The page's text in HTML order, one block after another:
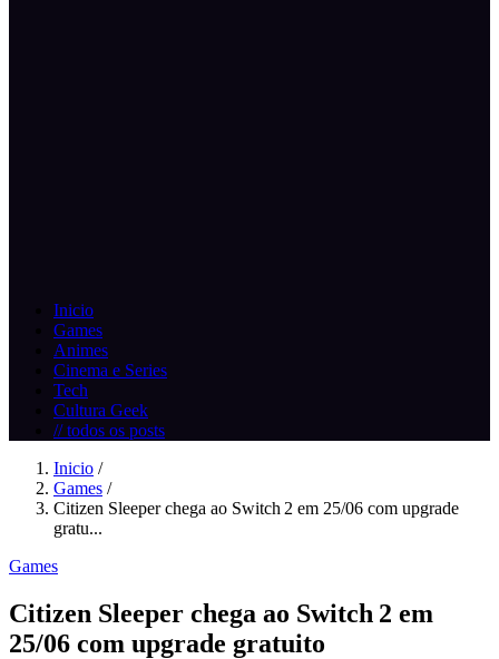
Inicio
Games
Animes
Cinema e Series
Tech
Cultura Geek
// todos os posts
Inicio /
Games /
Citizen Sleeper chega ao Switch 2 em 25/06 com upgrade
gratu...
Games
Citizen Sleeper chega ao Switch 2 em
25/06 com upgrade gratuito